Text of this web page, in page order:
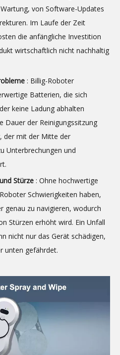
von Software-Updates
Im Laufe der Zeit
die anfängliche Investition
wirtschaftlich nicht nachhaltig
: Billig-Roboter
Batterien, die sich
keine Ladung abhalten
Dauer der Reinigungssitzung
der mit der Mitte der
Unterbrechungen und
Stürze : Ohne hochwertige
Schwierigkeiten haben,
genau zu navigieren, wodurch
Stürzen erhöht wird. Ein Unfall
nicht nur das Gerät schädigen,
unten gefährdet.